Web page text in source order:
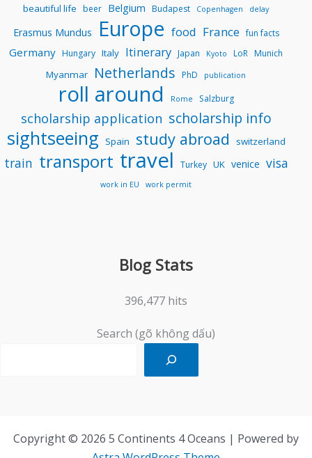
beautiful life beer Belgium Budapest Copenhagen delay
Erasmus Mundus Europe food France fun facts
Germany Hungary Italy Itinerary Japan Kyoto LoR Munich
Myanmar Netherlands PhD publication
roll around Rome Salzburg
scholarship application scholarship info
sightseeing Spain study abroad switzerland
train transport travel Turkey UK venice visa
work in EU work permit
Blog Stats
396,477 hits
Search (gõ không dấu)
Copyright © 2026 5 Continents 4 Oceans | Powered by